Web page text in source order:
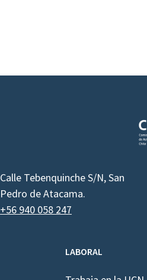
Calle Tebenquinche S/N, San
Pedro de Atacama.
+56 940 058 247
LABORAL